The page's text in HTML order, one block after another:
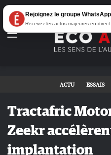
Menu
ACTU ESSAIS
Tractafric
Zeekr
implantation
Rejoignez le groupe
Recevez les actus majeures en